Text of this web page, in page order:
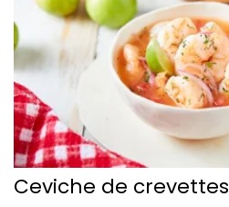
Ceviche de crevettes